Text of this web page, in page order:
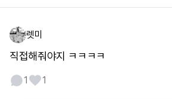
렛미
직접해줘야지 ㅋㅋㅋㅋ
1 1